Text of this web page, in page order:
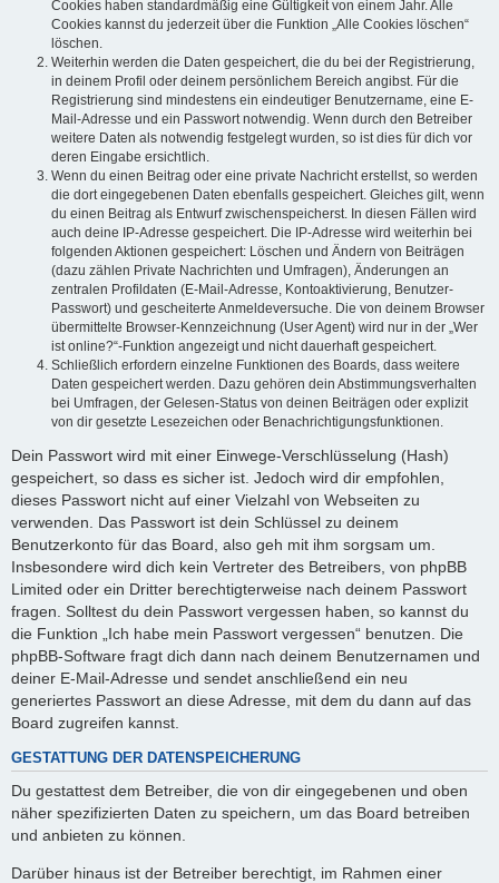
Cookies haben standardmäßig eine Gültigkeit von einem Jahr. Alle
Cookies kannst du jederzeit über die Funktion „Alle Cookies löschen“
löschen.
Weiterhin werden die Daten gespeichert, die du bei der Registrierung,
in deinem Profil oder deinem persönlichem Bereich angibst. Für die
Registrierung sind mindestens ein eindeutiger Benutzername, eine E-
Mail-Adresse und ein Passwort notwendig. Wenn durch den Betreiber
weitere Daten als notwendig festgelegt wurden, so ist dies für dich vor
deren Eingabe ersichtlich.
Wenn du einen Beitrag oder eine private Nachricht erstellst, so werden
die dort eingegebenen Daten ebenfalls gespeichert. Gleiches gilt, wenn
du einen Beitrag als Entwurf zwischenspeicherst. In diesen Fällen wird
auch deine IP-Adresse gespeichert. Die IP-Adresse wird weiterhin bei
folgenden Aktionen gespeichert: Löschen und Ändern von Beiträgen
(dazu zählen Private Nachrichten und Umfragen), Änderungen an
zentralen Profildaten (E-Mail-Adresse, Kontoaktivierung, Benutzer-
Passwort) und gescheiterte Anmeldeversuche. Die von deinem Browser
übermittelte Browser-Kennzeichnung (User Agent) wird nur in der „Wer
ist online?“-Funktion angezeigt und nicht dauerhaft gespeichert.
Schließlich erfordern einzelne Funktionen des Boards, dass weitere
Daten gespeichert werden. Dazu gehören dein Abstimmungsverhalten
bei Umfragen, der Gelesen-Status von deinen Beiträgen oder explizit
von dir gesetzte Lesezeichen oder Benachrichtigungsfunktionen.
Dein Passwort wird mit einer Einwege-Verschlüsselung (Hash)
gespeichert, so dass es sicher ist. Jedoch wird dir empfohlen,
dieses Passwort nicht auf einer Vielzahl von Webseiten zu
verwenden. Das Passwort ist dein Schlüssel zu deinem
Benutzerkonto für das Board, also geh mit ihm sorgsam um.
Insbesondere wird dich kein Vertreter des Betreibers, von phpBB
Limited oder ein Dritter berechtigterweise nach deinem Passwort
fragen. Solltest du dein Passwort vergessen haben, so kannst du
die Funktion „Ich habe mein Passwort vergessen“ benutzen. Die
phpBB-Software fragt dich dann nach deinem Benutzernamen und
deiner E-Mail-Adresse und sendet anschließend ein neu
generiertes Passwort an diese Adresse, mit dem du dann auf das
Board zugreifen kannst.
GESTATTUNG DER DATENSPEICHERUNG
Du gestattest dem Betreiber, die von dir eingegebenen und oben
näher spezifizierten Daten zu speichern, um das Board betreiben
und anbieten zu können.
Darüber hinaus ist der Betreiber berechtigt, im Rahmen einer